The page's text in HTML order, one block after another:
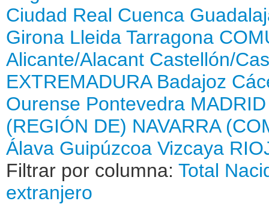
Ciudad Real Cuenca
Girona Lleida Tarragona
Alicante/Alacant Castellón/
EXTREMADURA Badajoz
Ourense Pontevedra
(REGIÓN DE) NAVARRA
Álava Guipúzcoa Vizcaya
Filtrar por columna: Total
extranjero